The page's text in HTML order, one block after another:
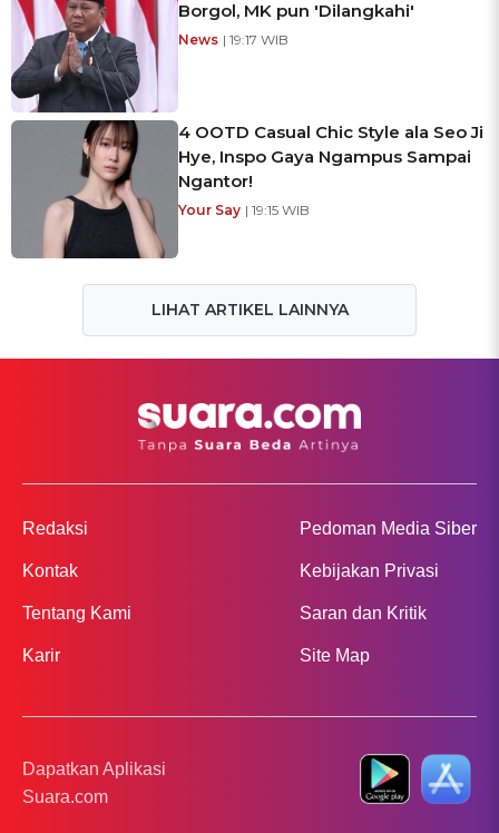
Borgol, MK pun 'Dilangkahi'
News | 19:17 WIB
4 OOTD Casual Chic Style ala Seo Ji
Hye, Inspo Gaya Ngampus Sampai
Ngantor!
Your Say | 19:15 WIB
LIHAT ARTIKEL LAINNYA
Redaksi
Kontak
Tentang Kami
Karir
Pedoman Media Siber
Kebijakan Privasi
Saran dan Kritik
Site Map
Dapatkan Aplikasi
Suara.com